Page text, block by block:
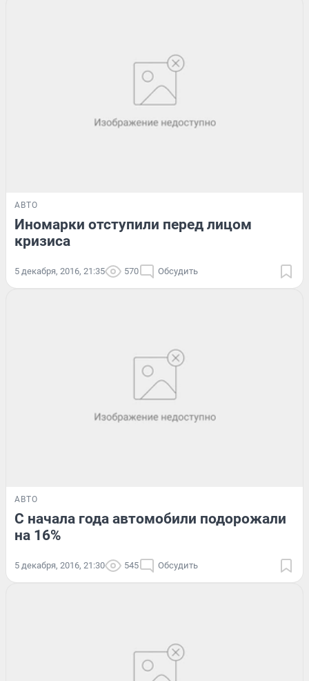
АВТО
Иномарки отступили перед лицом
кризиса
5 декабря, 2016, 21:35 570 Обсудить
АВТО
С начала года автомобили подорожали
на 16%
5 декабря, 2016, 21:30 545 Обсудить